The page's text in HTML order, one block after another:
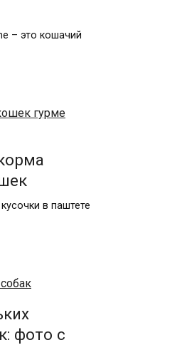
– это кошачий
в паштете
фото с